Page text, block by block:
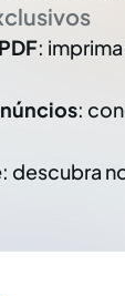
:
:
: descubra